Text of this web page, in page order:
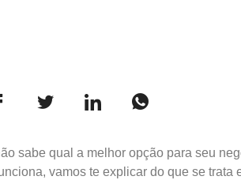
sabe qual a melhor opção para seu
vamos te explicar do que se trata